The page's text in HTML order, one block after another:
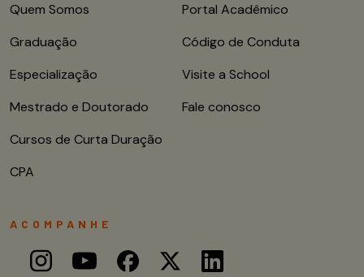
Quem Somos
Graduação
Especialização
Mestrado e Doutorado
Cursos de Curta Duração
CPA
Portal Acadêmico
Código de Conduta
Visite a School
Fale conosco
ACOMPANHE